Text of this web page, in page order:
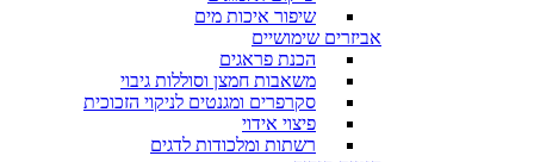
שיפור איכות מים
אביזרים שימושיים
הכנת פראגים
משאבות חמצן וסוללות גיבוי
סקרפרים ומגנטים לניקוי הזכוכית
פיצוי אידוי
רשתות ומלכודות לדגים